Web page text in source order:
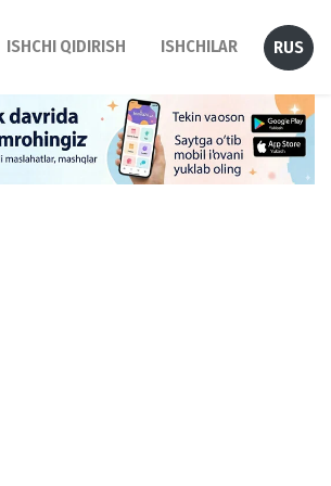
ISHCHI QIDIRISH ISHCHILAR RUS